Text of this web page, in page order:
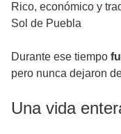
Rico, económico y
Sol de Puebla
Durante ese tiempo
pero nunca dejaron
Una vida